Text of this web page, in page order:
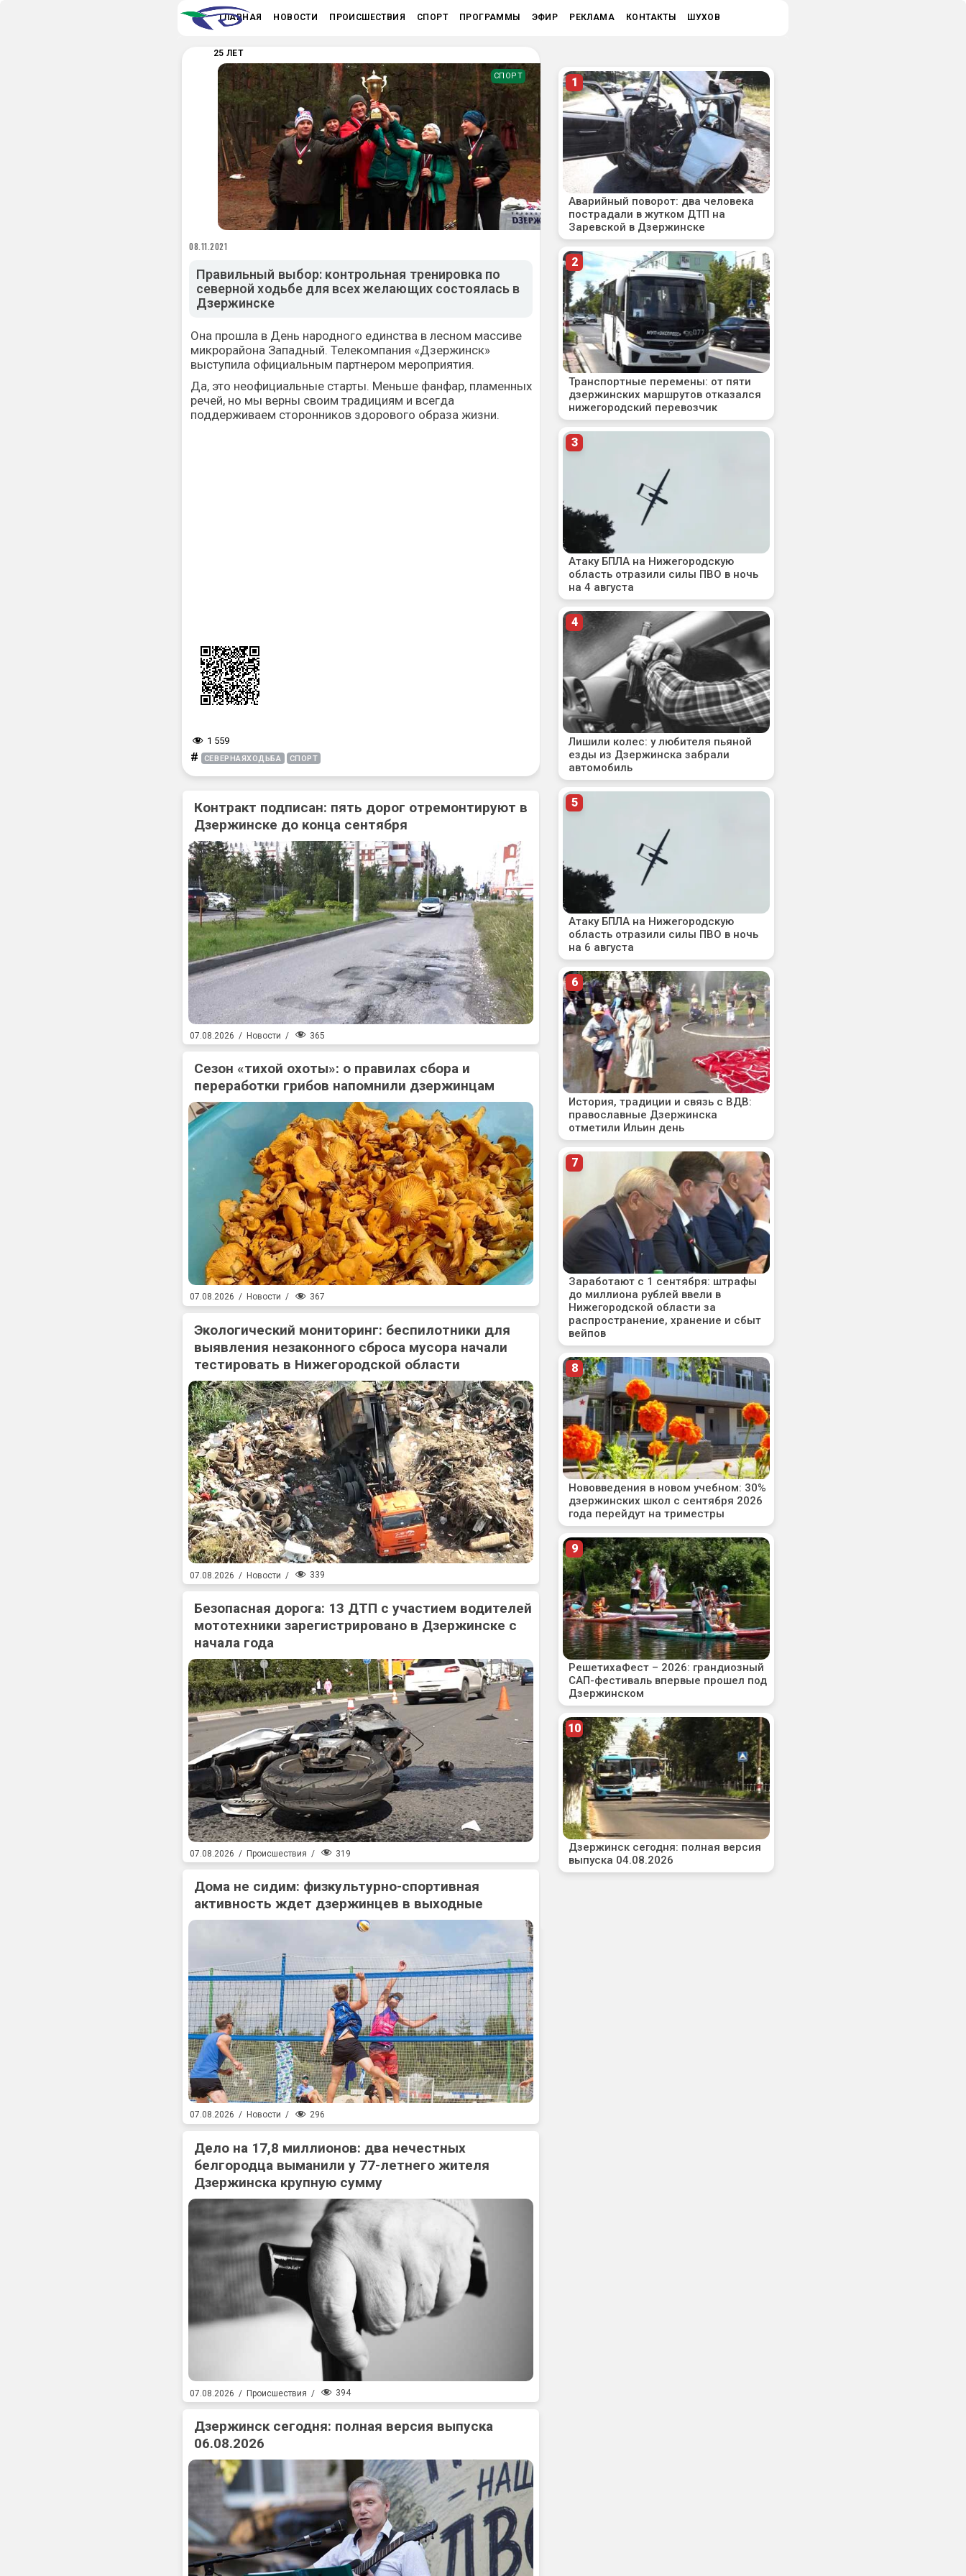
ГЛАВНАЯ НОВОСТИ ПРОИСШЕСТВИЯ СПОРТ ПРОГРАММЫ ЭФИР РЕКЛАМА КОНТАКТЫ ШУХОВ
25 ЛЕТ
СПОРТ
08.11.2021
Правильный выбор: контрольная тренировка по
северной ходьбе для всех желающих состоялась в
Дзержинске
Она прошла в День народного единства в лесном массиве
микрорайона Западный. Телекомпания «Дзержинск»
выступила официальным партнером мероприятия.
Да, это неофициальные старты. Меньше фанфар, пламенных
речей, но мы верны своим традициям и всегда
поддерживаем сторонников здорового образа жизни.
1 559
# СЕВЕРНАЯХОДЬБА СПОРТ
Контракт подписан: пять дорог отремонтируют в
Дзержинске до конца сентября
07.08.2026 / Новости / 365
Сезон «тихой охоты»: о правилах сбора и
переработки грибов напомнили дзержинцам
07.08.2026 / Новости / 367
Экологический мониторинг: беспилотники для
выявления незаконного сброса мусора начали
тестировать в Нижегородской области
07.08.2026 / Новости / 339
Безопасная дорога: 13 ДТП с участием водителей
мототехники зарегистрировано в Дзержинске с
начала года
07.08.2026 / Происшествия / 319
Дома не сидим: физкультурно-спортивная
активность ждет дзержинцев в выходные
07.08.2026 / Новости / 296
Дело на 17,8 миллионов: два нечестных
белгородца выманили у 77-летнего жителя
Дзержинска крупную сумму
07.08.2026 / Происшествия / 394
Дзержинск сегодня: полная версия выпуска
06.08.2026